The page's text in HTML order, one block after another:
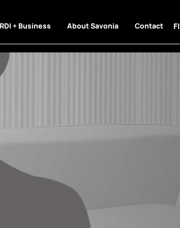
RDI + Business About Savonia Contact FI